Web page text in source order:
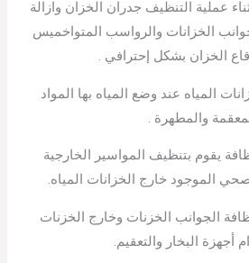
عملية التنظيف جدران الخزان وازالة
الخزانات والرواسب المتواخميس
الخزان بشكل إحترافي .
المياه عند وضع المياه بها المواد
والمطهرة .
يقوم بتنظيف المواسير الخارجية
الموجود خارج الخزانات المياه.
الجوانب الخزنات وخارج الخزنات
أجهزة البخار والتعقيم.